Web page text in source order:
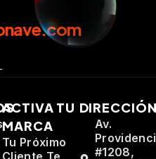
ACTIVA TU
MARCA
Tu Próximo
Cliente Te
Av.
#1208,